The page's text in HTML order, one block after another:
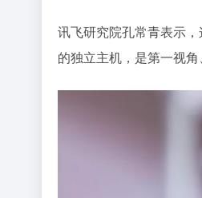
讯飞研究院孔常青表示
的独立主机，是第一视角